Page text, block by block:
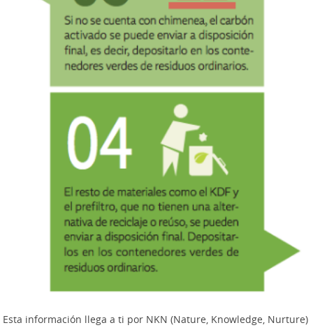
Esta información llega a ti por NKN (Nature, Knowledge, Nurture)